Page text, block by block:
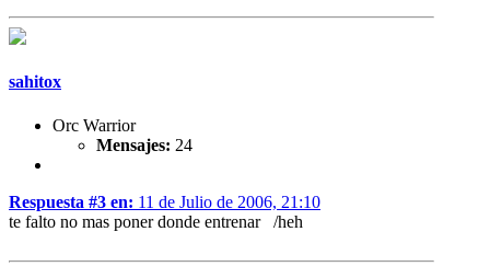
sahitox
Orc Warrior
Mensajes: 24
Respuesta #3 en: 11 de Julio de 2006, 21:10
te falto no mas poner donde entrenar /heh